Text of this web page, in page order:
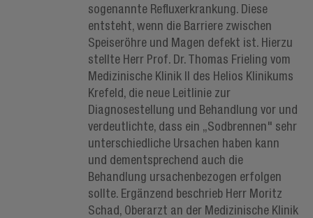
sogenannte Refluxerkrankung. Diese
entsteht, wenn die Barriere zwischen
Speiseröhre und Magen defekt ist. Hierzu
stellte Herr Prof. Dr. Thomas Frieling vom
Medizinische Klinik II des Helios Klinikums
Krefeld, die neue Leitlinie zur
Diagnosestellung und Behandlung vor und
verdeutlichte, dass ein „Sodbrennen" sehr
unterschiedliche Ursachen haben kann
und dementsprechend auch die
Behandlung ursachenbezogen erfolgen
sollte. Ergänzend beschrieb Herr Moritz
Schad, Oberarzt an der Medizinische Klinik